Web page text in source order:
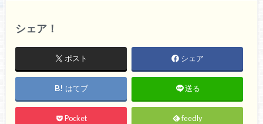
シェア！
ポスト シェア
はてブ 送る
Pocket feedly